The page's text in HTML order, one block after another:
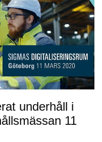
underhåll i
11